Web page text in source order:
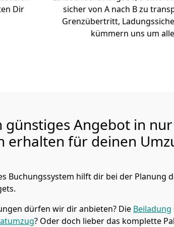
Dir
sicher von A nach B zu
Grenzübertritt,
kümmern uns um
günstiges Angebot in nur
erhalten für deinen
Buchungssystem hilft dir bei der Planung
dürfen wir dir anbieten? Die Beiladung
? Oder doch lieber das komplette